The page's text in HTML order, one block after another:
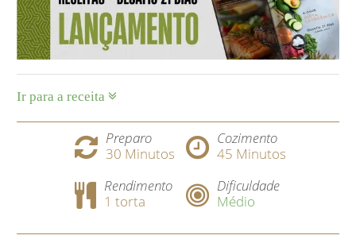
Ir para a receita
Preparo
30 Minutos
Cozimento
45 Minutos
Rendimento
1 torta
Dificuldade
Médio